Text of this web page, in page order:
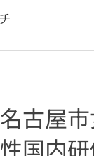
名古屋
性国内